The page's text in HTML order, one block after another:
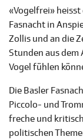
«Vogelfrei»
Fasnacht in
Zollis und an die
Stunden aus dem
Vogel fühlen
Die Basler
Piccolo- und
freche und
politischen